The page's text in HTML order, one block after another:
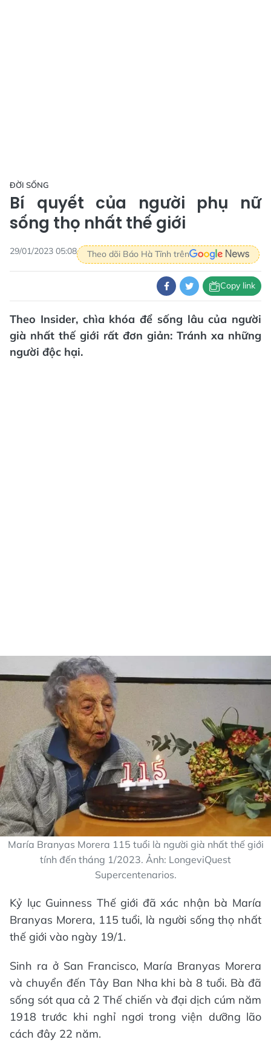
ĐỜI SỐNG
Bí quyết của người phụ nữ
sống thọ nhất thế giới
29/01/2023 05:08 Theo dõi Báo Hà Tĩnh trên
Copy link
Theo Insider, chìa khóa để sống lâu của người
già nhất thế giới rất đơn giản: Tránh xa những
người độc hại.
María Branyas Morera 115 tuổi là người già nhất thế giới
tính đến tháng 1/2023. Ảnh: LongeviQuest
Supercentenarios.
Kỷ lục Guinness Thế giới đã xác nhận bà María
Branyas Morera, 115 tuổi, là người sống thọ nhất
thế giới vào ngày 19/1.
Sinh ra ở San Francisco, María Branyas Morera
và chuyển đến Tây Ban Nha khi bà 8 tuổi. Bà đã
sống sót qua cả 2 Thế chiến và đại dịch cúm năm
1918 trước khi nghỉ ngơi trong viện dưỡng lão
cách đây 22 năm.